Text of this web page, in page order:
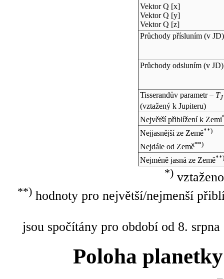
Vektor Q [x]
Vektor Q [y]
Vektor Q [z]
Průchody přísluním (v JD)
Průchody odsluním (v JD)
Tisserandův parametr – TJ
(vztažený k Jupiteru)
Největší přiblížení k Zemi
Nejjasnější ze Země**)
Nejdále od Země**)
Nejméně jasná ze Země**)
*)
**)hodnoty pro největší/nejmenší
jsou spočítány pro období od 8.
Poloha